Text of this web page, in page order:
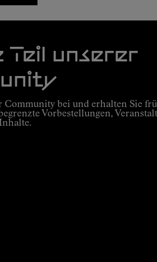
Teil unserer
Community bei und erhalten Sie
Vorbestellungen,